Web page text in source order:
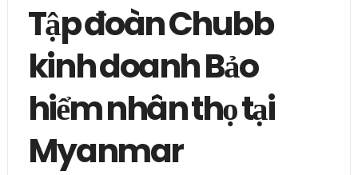
Tập đoàn Chubb
kinh doanh Bảo
hiểm nhân thọ tại
Myanmar